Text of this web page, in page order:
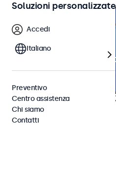
Soluzioni personalizzate
Accedi
Italiano
Preventivo
Centro assistenza
Chi siamo
Contatti